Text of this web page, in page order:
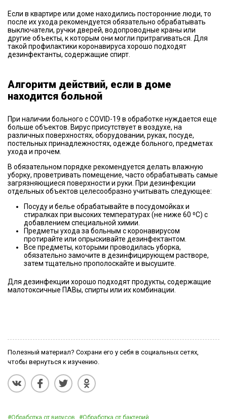
Если в квартире или доме находились посторонние люди, то
после их ухода рекомендуется обязательно обрабатывать
выключатели, ручки дверей, водопроводные краны или
другие объекты, к которым они могли притрагиваться. Для
такой профилактики коронавируса хорошо подходят
дезинфектанты, содержащие спирт.
Алгоритм действий, если в доме
находится больной
При наличии больного с COVID-19 в обработке нуждается еще
больше объектов. Вирус присутствует в воздухе, на
различных поверхностях, оборудовании, руках, посуде,
постельных принадлежностях, одежде больного, предметах
ухода и прочем.
В обязательном порядке рекомендуется делать влажную
уборку, проветривать помещение, часто обрабатывать самые
загрязняющиеся поверхности и руки. При дезинфекции
отдельных объектов целесообразно учитывать следующее:
Посуду и белье обрабатывайте в посудомойках и
стиралках при высоких температурах (не ниже 60 ⁰C) с
добавлением специальной химии.
Предметы ухода за больным с коронавирусом
протирайте или опрыскивайте дезинфектантом.
Все предметы, которыми проводилась уборка,
обязательно замочите в дезинфицирующем растворе,
затем тщательно прополоскайте и высушите.
Для дезинфекции хорошо подходят продукты, содержащие
малотоксичные ПАВы, спирты или их комбинации.
Полезный материал? Сохрани его у себя в социальных сетях,
чтобы вернуться к изучению.
#Обработка от вирусов #Обработка от бактерий